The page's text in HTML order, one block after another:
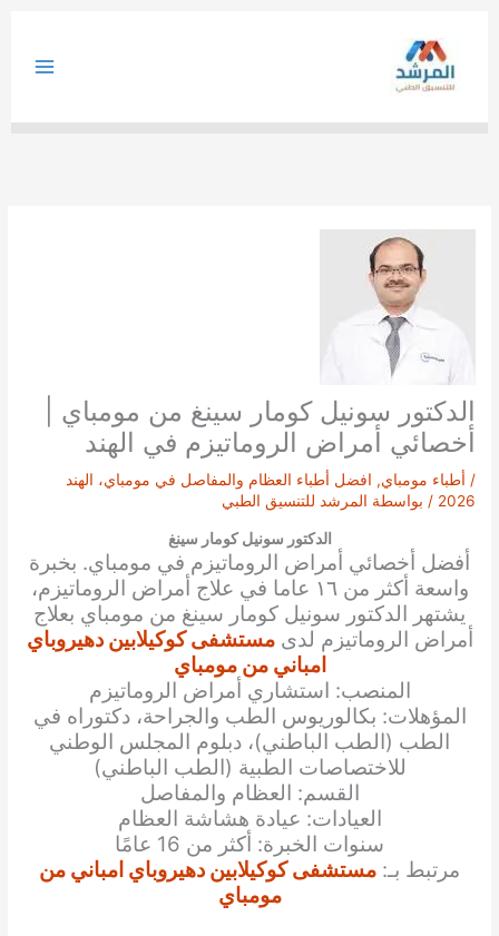
الدكتور سونيل كومار سينغ من مومباي |
أخصائي أمراض الروماتيزم في الهند
/ أطباء مومباي, افضل أطباء العظام والمفاصل في مومباي، الهند
2026 / بواسطة المرشد للتنسيق الطبي
الدكتور سونيل كومار سينغ
أفضل أخصائي أمراض الروماتيزم في مومباي. بخبرة
واسعة أكثر من ١٦ عاما في علاج أمراض الروماتيزم،
يشتهر الدكتور سونيل كومار سينغ من مومباي بعلاج
أمراض الروماتيزم لدى مستشفى كوكيلابين دهيروباي
امباني من مومباي
المنصب: استشاري أمراض الروماتيزم
المؤهلات: بكالوريوس الطب والجراحة، دكتوراه في
الطب (الطب الباطني)، دبلوم المجلس الوطني
للاختصاصات الطبية (الطب الباطني)
القسم: العظام والمفاصل
العيادات: عيادة هشاشة العظام
سنوات الخبرة: أكثر من 16 عامًا
مرتبط بـ: مستشفى كوكيلابين دهيروباي امباني من
مومباي